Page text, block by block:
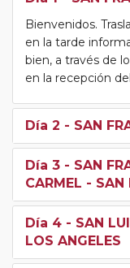
Bienvenidos.
en la tarde
bien, a través de
en la recepción
Día 2 - SAN
Día 3 - SAN
CARMEL - SAN
Día 4 - SAN
LOS ANGELES